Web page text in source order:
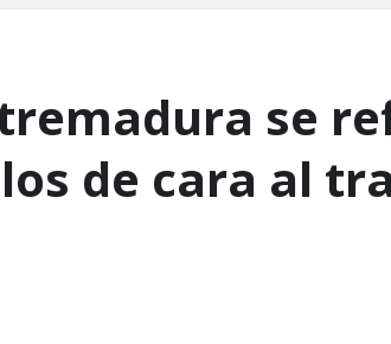
se
de cara al